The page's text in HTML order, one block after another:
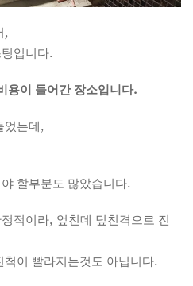
,
입니다.
용이 들어간 장소입니다.
었는데,
할부분도 많았습니다.
적이라, 엎친데 덮친격으로 진
이 빨라지는것도 아닙니다.